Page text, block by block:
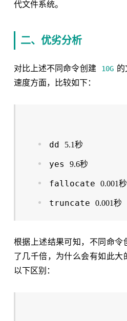
代文件系统。
二、优劣分析
对比上述不同命令创建 10G 的
速度方面，比较如下：
dd 5.1秒
yes 9.6秒
fallocate 0.001秒
truncate 0.001秒
根据上述结果可知，不同命令
了几千倍，为什么会有如此大
以下区别：